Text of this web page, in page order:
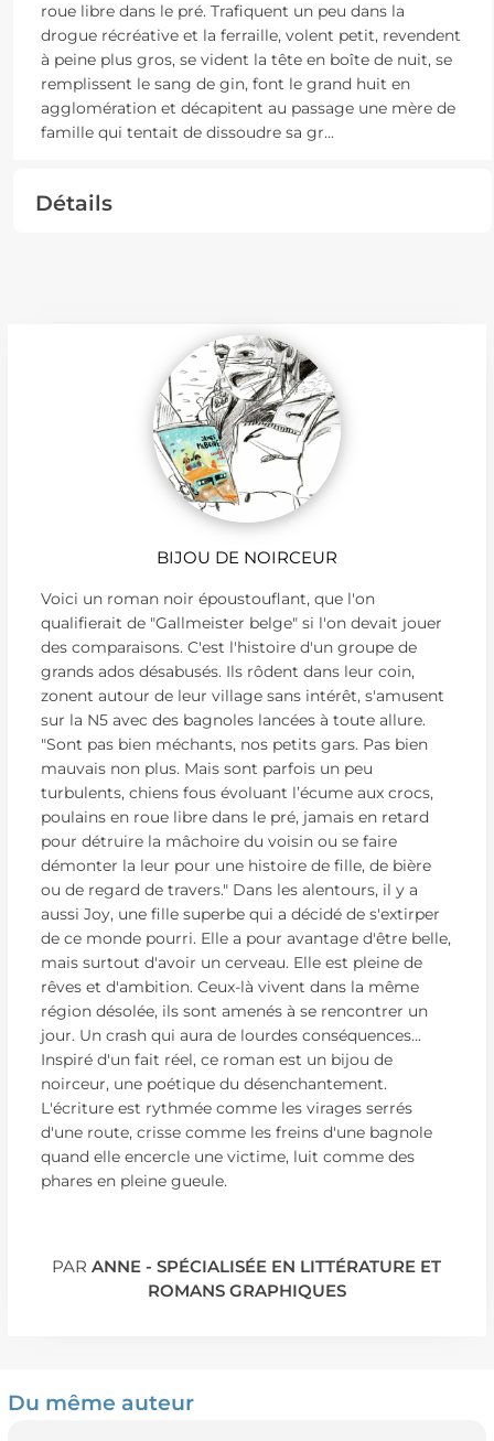
roue libre dans le pré. Trafiquent un peu dans la
drogue récréative et la ferraille, volent petit, revendent
à peine plus gros, se vident la tête en boîte de nuit, se
remplissent le sang de gin, font le grand huit en
agglomération et décapitent au passage une mère de
famille qui tentait de dissoudre sa gr...
Détails
BIJOU DE NOIRCEUR
Voici un roman noir époustouflant, que l'on
qualifierait de "Gallmeister belge" si l'on devait jouer
des comparaisons. C'est l'histoire d'un groupe de
grands ados désabusés. Ils rôdent dans leur coin,
zonent autour de leur village sans intérêt, s'amusent
sur la N5 avec des bagnoles lancées à toute allure.
"Sont pas bien méchants, nos petits gars. Pas bien
mauvais non plus. Mais sont parfois un peu
turbulents, chiens fous évoluant l’écume aux crocs,
poulains en roue libre dans le pré, jamais en retard
pour détruire la mâchoire du voisin ou se faire
démonter la leur pour une histoire de fille, de bière
ou de regard de travers." Dans les alentours, il y a
aussi Joy, une fille superbe qui a décidé de s'extirper
de ce monde pourri. Elle a pour avantage d'être belle,
mais surtout d'avoir un cerveau. Elle est pleine de
rêves et d'ambition. Ceux-là vivent dans la même
région désolée, ils sont amenés à se rencontrer un
jour. Un crash qui aura de lourdes conséquences...
Inspiré d'un fait réel, ce roman est un bijou de
noirceur, une poétique du désenchantement.
L'écriture est rythmée comme les virages serrés
d'une route, crisse comme les freins d'une bagnole
quand elle encercle une victime, luit comme des
phares en pleine gueule.
PARANNE - SPÉCIALISÉE EN LITTÉRATURE ET
ROMANS GRAPHIQUES
Du même auteur